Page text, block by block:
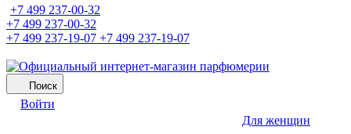
+7 499 237-00-32
+7 499 237-00-32
+7 499 237-19-07 +7 499 237-19-07
Поиск
Войти
Для женщин